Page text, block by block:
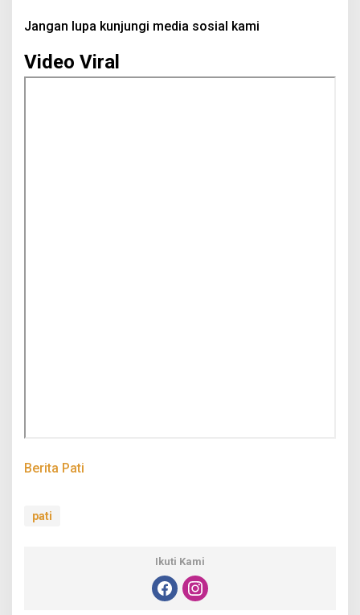
Jangan lupa kunjungi media sosial kami
Video Viral
Berita Pati
pati
Ikuti Kami